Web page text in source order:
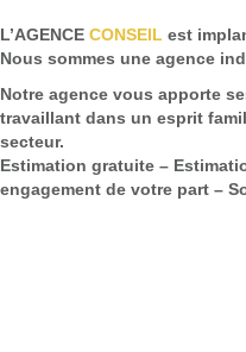
L’AGENCE CONSEIL est
Nous sommes une agence
Notre agence vous apporte
travaillant dans un esprit
secteur.
Estimation gratuite –
engagement de votre part –